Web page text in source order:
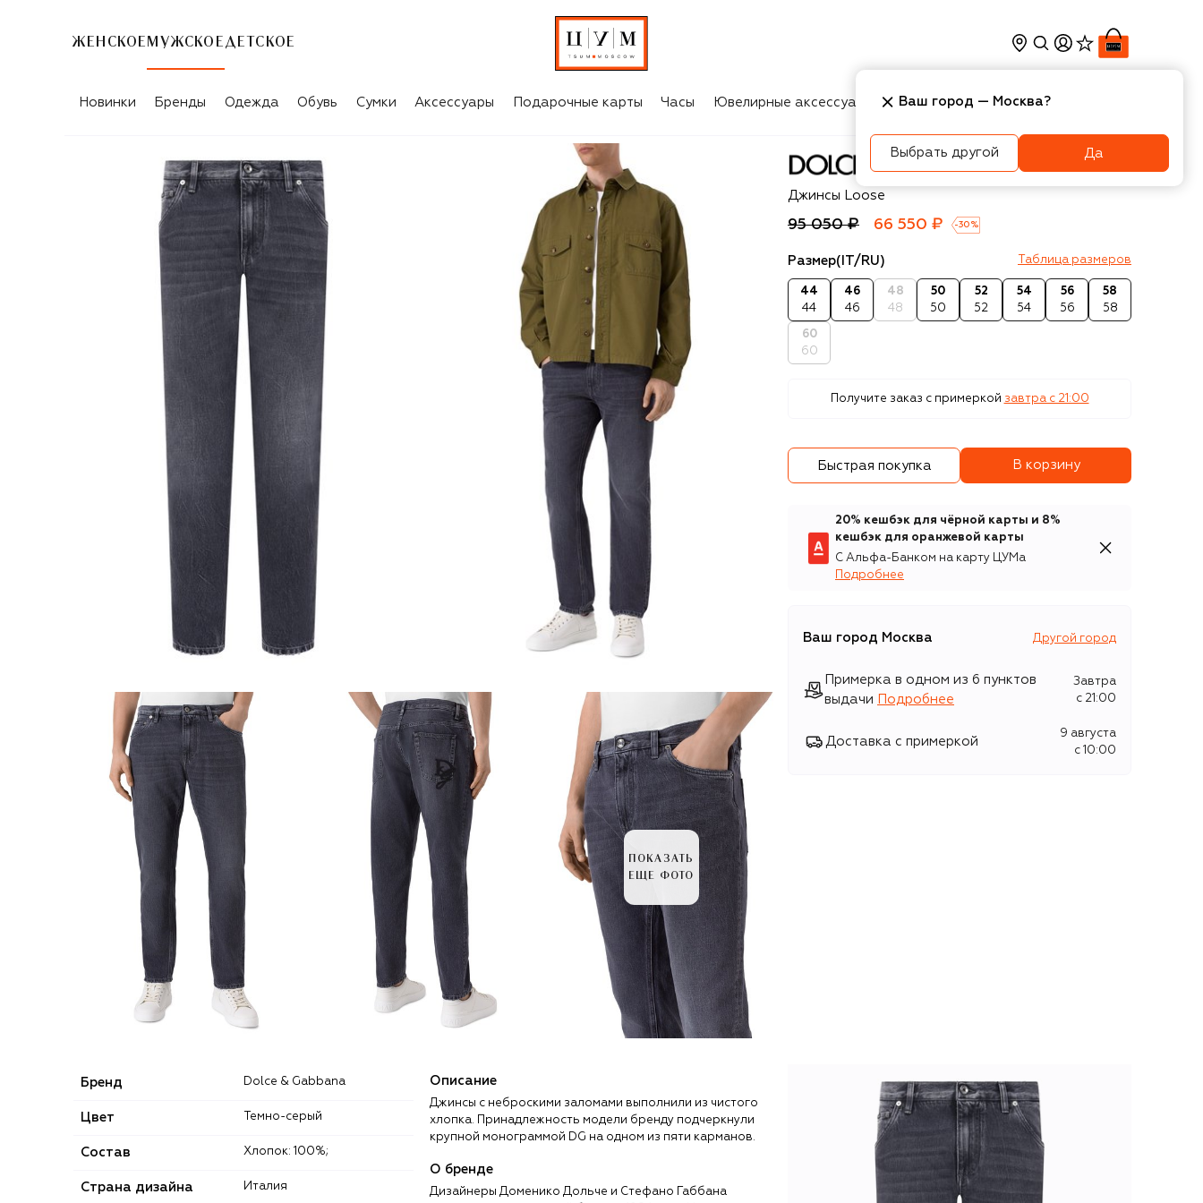
ЖЕНСКОЕ МУЖСКОЕ ДЕТСКОЕ
Новинки Бренды Одежда Обувь Сумки Аксессуары Подарочные карты Часы Ювелирные аксессуары Косметика Интерьер
ПОКАЗАТЬ
ЕЩЕ ФОТО
Dolce & Gabbana
Джинсы Loose
95 050 ₽ 66 550 ₽ -30 %
Размер(IT/RU) Таблица размеров
44
44
46
46
48
48
50
50
52
52
54
54
56
56
58
58
60
60
Получите заказ с примеркой завтра c 21:00
Быстрая покупка В корзину
20% кешбэк для чёрной карты и 8%
кешбэк для оранжевой карты
С Альфа-Банком на карту ЦУМа
Подробнее
Ваш город Москва Другой город
Примерка в одном из 6 пунктов
выдачи
Подробнее
Завтра
c 21:00
Доставка с примеркой
9 августа
c 10:00
Бренд Dolce & Gabbana
Цвет Темно-серый
Состав Хлопок: 100%;
Страна дизайна Италия
Описание
Джинсы с неброскими заломами выполнили из чистого
хлопка. Принадлежность модели бренду подчеркнули
крупной монограммой DG на одном из пяти карманов.
О бренде
Дизайнеры Доменико Дольче и Стефано Габбана
Ваш город — Москва?
Выбрать другой Да